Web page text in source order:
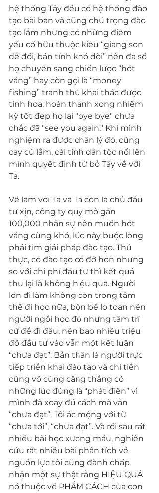
hệ thống Tây đều có hệ thống đào
tạo bài bản và cũng chú trọng đào
tạo lắm nhưng có những điểm
yếu cố hữu thuộc kiểu “giang sơn
dễ đổi, bản tính khó dời” nên đa số
họ chuyển sang chiến lược “hớt
váng” hay còn gọi là “money
fishing” tranh thủ khai thác được
tinh hoa, hoàn thành xong nhiệm
kỳ tốt đẹp họ lại "bye bye" chưa
chắc đã "see you again." Khi mình
nghiệm ra được chân lý đó, cũng
cay cú lắm, cái tính dân tộc nổi lên
mình quyết định từ bỏ Tây về với
Ta.
Về làm với Ta và Ta còn là chủ đầu
tư xịn, công ty quy mô gần
100,000 nhân sự nên muốn hớt
váng cũng khó, lúc này buộc lòng
phải tìm giải pháp đào tạo. Thú
thực, có đào tạo có đỡ hơn nhưng
so với chi phí đầu tư thì kết quả
thu lại là không hiệu quả. Người
lớn đi làm không còn trong tâm
thế đi học nữa, bộn bề lo toan nên
người ngồi học đó nhưng tâm trí
cứ để đi đâu, nên bao nhiêu triệu
đô đầu tư vào vẫn một kết luận
“chưa đạt”. Bản thân là người trực
tiếp triển khai đào tạo và chi tiền
cũng vô cùng căng thẳng có
những lúc đúng là “phát điên” vì
mình đã xoay đủ cách mà vẫn
“chưa đạt”. Tôi ác mộng với từ
“chưa tới”, “chưa đạt”. Và rồi sau rất
nhiều bài học xương máu, nghiên
cứu rất nhiều bài phân tích về
nguồn lực tôi cũng đành chấp
nhận một sự thật rằng HIỆU QUẢ
nó thuộc về PHẨM CÁCH của con